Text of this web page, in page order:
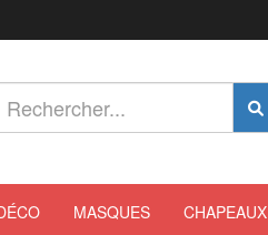
MASQUES CHAPEAUX